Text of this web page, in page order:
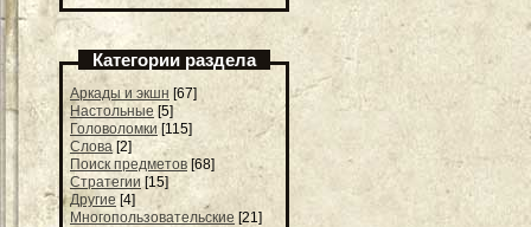
Категории раздела
Аркады и экшн [67]
Настольные [5]
Головоломки [115]
Слова [2]
Поиск предметов [68]
Стратегии [15]
Другие [4]
Многопользовательские [21]